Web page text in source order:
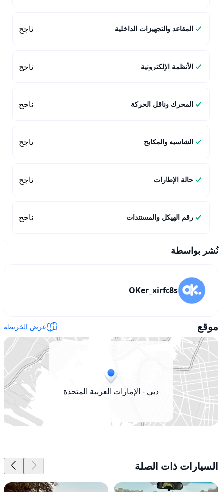
المقاعد والتجهيزات الداخلية ناجح
الأنظمة الإلكترونية ناجح
المحرك وناقل الحركة ناجح
الشاسيه والمكابح ناجح
حالة الإطارات ناجح
رقم الهيكل والمستندات ناجح
نُشر بواسطة
OKer_xirfc8s
موقع عرض الخريطة
دبي - الإمارات العربية المتحدة
السيارات ذات الصلة